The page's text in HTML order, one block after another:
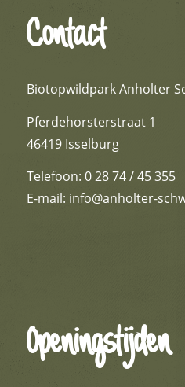
Contact
Biotopwildpark Anholter
Pferdehorsterstraat 1
46419 Isselburg
Telefoon: 0 28 74 / 45 355
E-mail: info@anholter-
Openingstijden